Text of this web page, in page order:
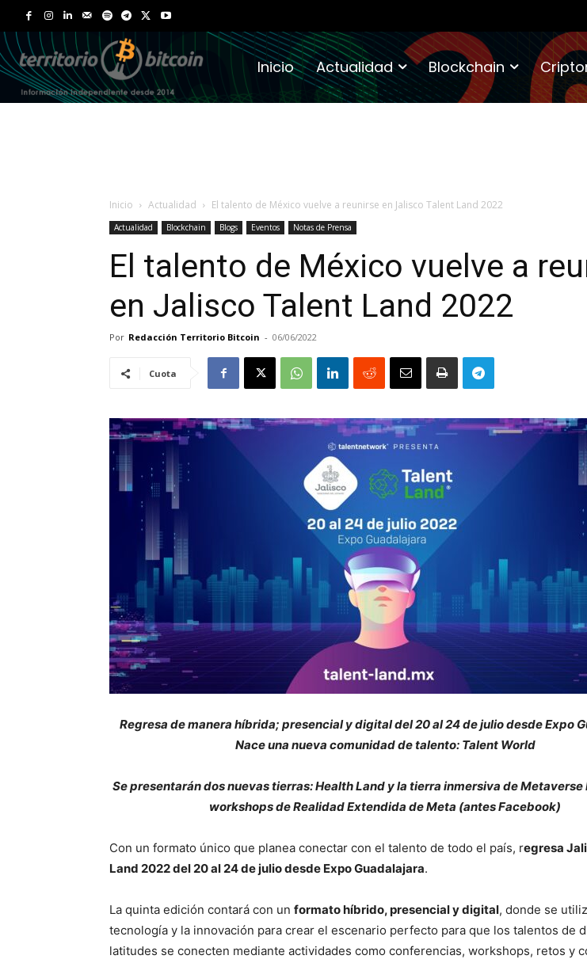
Inicio Actualidad Blockchain
Inicio Actualidad El talento de México vuelve a reunirse en Jalisco Talent Land 2022
Actualidad Blockchain Blogs Eventos Notas de Prensa
El talento de México vuelve a
en Jalisco Talent Land 2022
Por Redacción Territorio Bitcoin - 06/06/2022
Cuota
Regresa de manera híbrida; presencial y digital del 20 al 24 de julio desde Expo
Nace una nueva comunidad de talento: Talent World
Se presentarán dos nuevas tierras: Health Land y la tierra inmersiva de Metaverse
workshops de Realidad Extendida de Meta (antes Facebook)
Con un formato único que planea conectar con el talento de todo el país, regresa
Land 2022 del 20 al 24 de julio desde Expo Guadalajara.
La quinta edición contará con un formato híbrido, presencial y digital, donde se
tecnología y la innovación para crear el escenario perfecto para que los talentos de
latitudes se conecten mediante actividades como conferencias, workshops, retos y